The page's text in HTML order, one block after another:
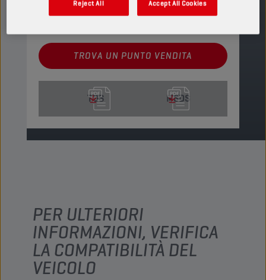
PRODOTTO: 65644
TROVA UN PUNTO VENDITA
TDS MSDS
PER ULTERIORI
INFORMAZIONI, VERIFICA
LA COMPATIBILITÀ DEL
VEICOLO
Reject All Accept All Cookies